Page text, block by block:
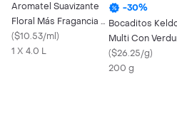
Aromatel Suavizante
Floral Más Fragancia 4
L
($10.53/ml)
1 X 4.0 L
-30%
Bocaditos
Multi Con
200 g
($26.25/g)
200 g